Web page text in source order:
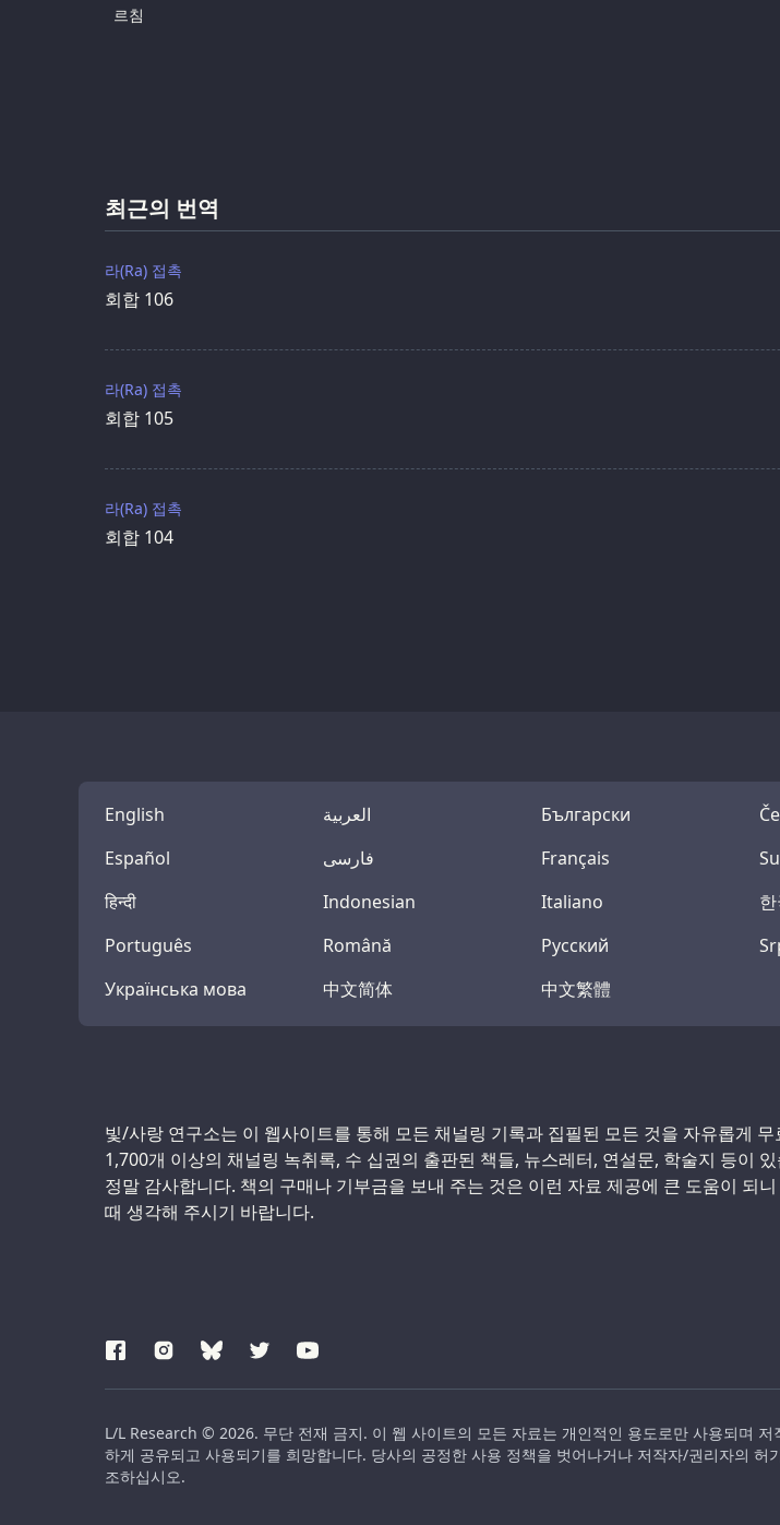
르침
최근의 번역
라(Ra) 접촉
회합 106
라(Ra) 접촉
회합 105
라(Ra) 접촉
회합 104
English العربية Български
Español
فارسی Français
हिन्दी
Indonesian Italiano
Português
Română Русский
Українська мова
中文简体 中文繁體
Support us:
빛/사랑 연구소는 이 웹사이트를 통해 모든 채널링 기록과 집필된 모든 것을 자유롭게
1,700개 이상의 채널링 녹취록, 수 십권의 출판된 책들, 뉴스레터, 연설문, 학술지 등이
정말 감사합니다. 책의 구매나 기부금을 보내 주는 것은 이런 자료 제공에 큰 도움이 되
때 생각해 주시기 바랍니다.
L/L Research © 2026. 무단 전재 금지. 이 웹 사이트의 모든 자료는 개인적인 용도로만 사용되며
하게 공유되고 사용되기를 희망합니다. 당사의 공정한 사용 정책을 벗어나거나 저작자/권리자의
조하십시오.